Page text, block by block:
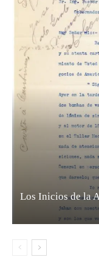
Los Inicios de la